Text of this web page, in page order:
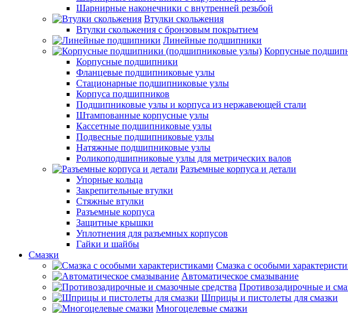
Шарнирные наконечники с внутренней резьбой
Втулки скольжения
Втулки скольжения с бронзовым покрытием
Линейные подшипники
Корпусные
Корпусные подшипники
Фланцевые подшипниковые узлы
Стационарные подшипниковые узлы
Корпуса подшипников
Подшипниковые узлы и корпуса из нержавеющей стали
Штампованные корпусные узлы
Кассетные подшипниковые узлы
Подвесные подшипниковые узлы
Натяжные подшипниковые узлы
Роликоподшипниковые узлы для метрических валов
Разъемные корпуса и детали
Упорные кольца
Закрепительные втулки
Стяжные втулки
Разъемные корпуса
Защитные крышки
Уплотнения для разъемных корпусов
Гайки и шайбы
Смазки
Смазка с особыми
Автоматическое смазывание
Противозадирочные и
Шприцы и пистолеты для смазки
Многоцелевые смазки